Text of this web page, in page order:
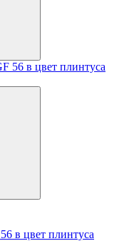
в цвет плинтуса